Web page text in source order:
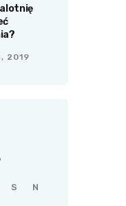
2019
S N